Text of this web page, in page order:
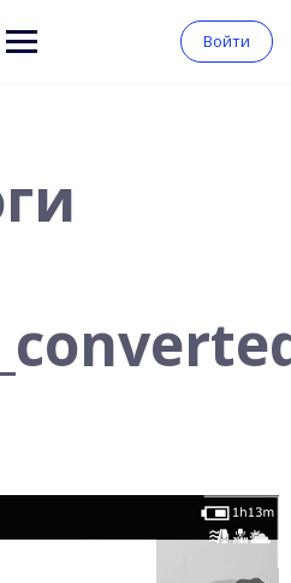
Войти